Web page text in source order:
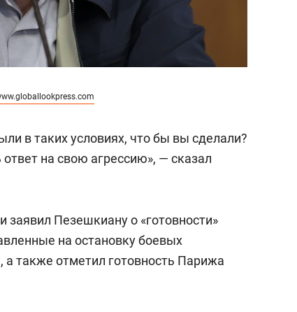
в таких условиях, что бы вы сделали?
на свою агрессию», — сказал
Пезешкиану о «готовности»
на остановку боевых
также отметил готовность Парижа